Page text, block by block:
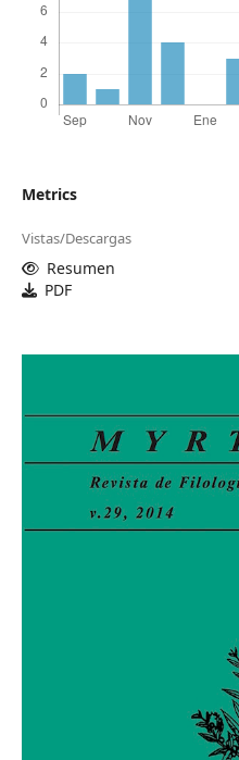
Metrics
Vistas/Descargas
Resumen
PDF